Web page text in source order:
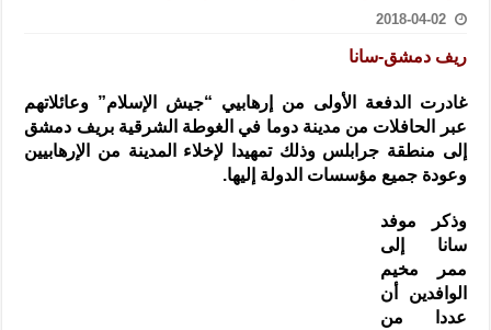
2018-04-02
ريف دمشق-سانا
غادرت الدفعة الأولى من إرهابيي “جيش الإسلام” وعائلاتهم
عبر الحافلات من مدينة دوما في الغوطة الشرقية بريف دمشق
إلى منطقة جرابلس وذلك تمهيدا لإخلاء المدينة من الإرهابيين
وعودة جميع مؤسسات الدولة إليها.
وذكر موفد
سانا إلى
ممر مخيم
الوافدين أن
عددا من